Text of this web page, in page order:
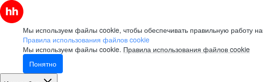
Мы используем файлы cookie, чтобы обеспечивать правильную работу
Правила использования файлов cookie
Мы используем файлы cookie. Правила использования файлов cookie
Понятно